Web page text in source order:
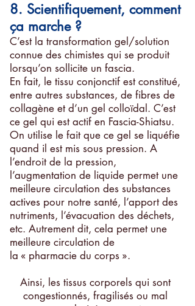
8. Scientifiquement, comment
ça marche ?
C’est la transformation gel/solution
connue des chimistes qui se produit
lorsqu’on sollicite un fascia.
En fait, le tissu conjonctif est constitué,
entre autres substances, de fibres de
collagène et d’un gel colloïdal. C’est
ce gel qui est actif en Fascia-Shiatsu.
On utilise le fait que ce gel se liquéfie
quand il est mis sous pression. A
l’endroit de la pression,
l’augmentation de liquide permet une
meilleure circulation des substances
actives pour notre santé, l’apport des
nutriments, l’évacuation des déchets,
etc. Autrement dit, cela permet une
meilleure circulation de
la « pharmacie du corps ».
Ainsi, les tissus corporels qui sont
congestionnés, fragilisés ou mal